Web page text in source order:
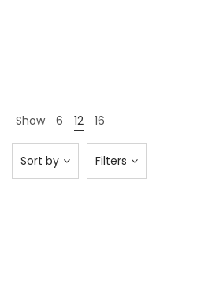
Show 6 12 16
Filters
Sort by